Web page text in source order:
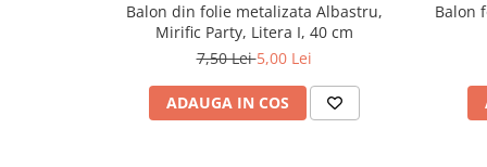
Balon din folie metalizata Albastru,
Mirific Party, Litera I, 40 cm
7,50 Lei5,00 Lei
ADAUGA IN COS
Balon